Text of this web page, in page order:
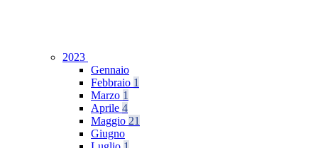
2023
Gennaio
Febbraio 1
Marzo 1
Aprile 4
Maggio 21
Giugno